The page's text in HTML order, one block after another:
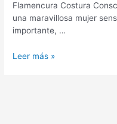
Flamencura Costura
una maravillosa mujer
importante, …
Leer más »